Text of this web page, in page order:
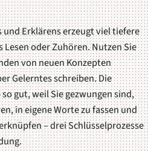
und Erklärens erzeugt viel tiefere
oder Zuhören. Nutzen Sie
von neuen Konzepten
Gelerntes schreiben. Die
gut, weil Sie gezwungen sind,
in eigene Worte zu fassen und
– drei Schlüsselprozesse